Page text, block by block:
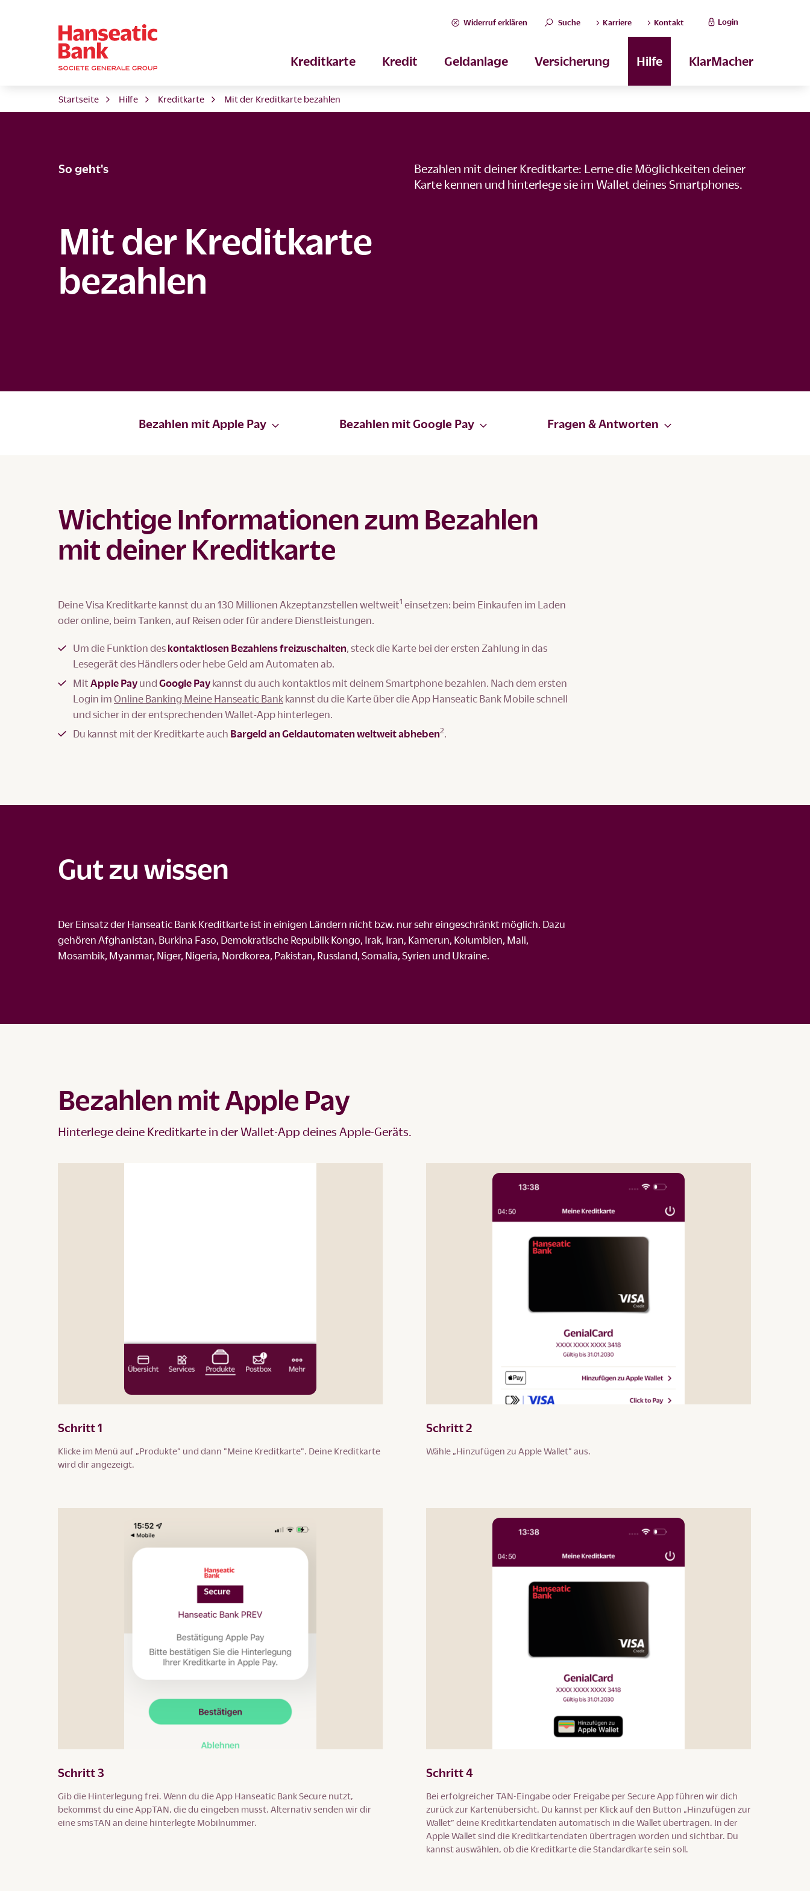
Widerruf erklären Suche Karriere Kontakt Login
Kreditkarte Kredit Geldanlage Versicherung Hilfe KlarMacher
Startseite Hilfe Kreditkarte Mit der Kreditkarte bezahlen
So geht's
Mit der Kreditkarte
bezahlen
Bezahlen mit deiner Kreditkarte: Lerne die Möglichkeiten deiner
Karte kennen und hinterlege sie im Wallet deines Smartphones.
Bezahlen mit Apple Pay Bezahlen mit Google Pay Fragen & Antworten
Wichtige Informationen zum Bezahlen
mit deiner Kreditkarte
Deine Visa Kreditkarte kannst du an 130 Millionen Akzeptanzstellen weltweit1 einsetzen: beim Einkaufen im Laden
oder online, beim Tanken, auf Reisen oder für andere Dienstleistungen.
Um die Funktion des kontaktlosen Bezahlens freizuschalten, steck die Karte bei der ersten Zahlung in das
Lesegerät des Händlers oder hebe Geld am Automaten ab.
Mit Apple Pay und Google Pay kannst du auch kontaktlos mit deinem Smartphone bezahlen. Nach dem ersten
Login im Online Banking Meine Hanseatic Bank kannst du die Karte über die App Hanseatic Bank Mobile schnell
und sicher in der entsprechenden Wallet-App hinterlegen.
Du kannst mit der Kreditkarte auch Bargeld an Geldautomaten weltweit abheben2.
Gut zu wissen
Der Einsatz der Hanseatic Bank Kreditkarte ist in einigen Ländern nicht bzw. nur sehr eingeschränkt möglich. Dazu
gehören Afghanistan, Burkina Faso, Demokratische Republik Kongo, Irak, Iran, Kamerun, Kolumbien, Mali,
Mosambik, Myanmar, Niger, Nigeria, Nordkorea, Pakistan, Russland, Somalia, Syrien und Ukraine.
Bezahlen mit Apple Pay
Hinterlege deine Kreditkarte in der Wallet-App deines Apple-Geräts.
Schritt 1
Klicke im Menü auf „Produkte” und dann "Meine Kreditkarte". Deine Kreditkarte
wird dir angezeigt.
Schritt 2
Wähle „Hinzufügen zu Apple Wallet” aus.
Schritt 3
Gib die Hinterlegung frei. Wenn du die App Hanseatic Bank Secure nutzt,
bekommst du eine AppTAN, die du eingeben musst. Alternativ senden wir dir
eine smsTAN an deine hinterlegte Mobilnummer.
Schritt 4
Bei erfolgreicher TAN-Eingabe oder Freigabe per Secure App führen wir dich
zurück zur Kartenübersicht. Du kannst per Klick auf den Button „Hinzufügen zur
Wallet” deine Kreditkartendaten automatisch in die Wallet übertragen. In der
Apple Wallet sind die Kreditkartendaten übertragen worden und sichtbar. Du
kannst auswählen, ob die Kreditkarte die Standardkarte sein soll.